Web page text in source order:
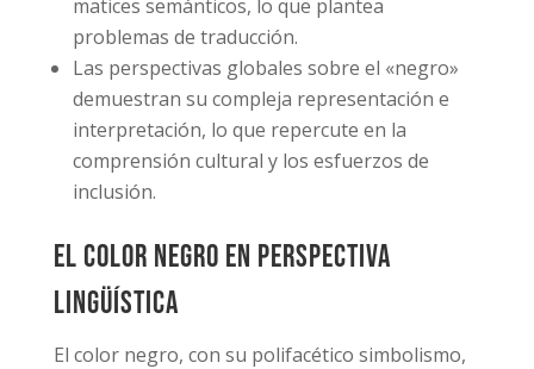
matices semánticos, lo que plantea
problemas de traducción.
Las perspectivas globales sobre el «negro»
demuestran su compleja representación e
interpretación, lo que repercute en la
comprensión cultural y los esfuerzos de
inclusión.
El color negro en perspectiva
lingüística
El color negro, con su polifacético simbolismo,